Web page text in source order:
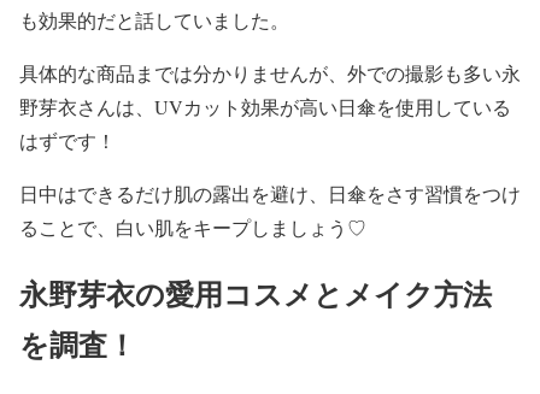
も効果的だと話していました。
具体的な商品までは分かりませんが、外での撮影も多い永
野芽衣さんは、 UVカット効果が高い日傘を使用している
はずです！
日中はできるだけ肌の露出を避け、日傘をさす習慣をつけ
ることで、 白い肌をキープしましょう♡
永野芽衣の愛用コスメとメイク方法
を調査！